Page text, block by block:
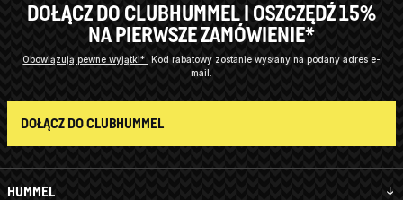
HUMMEL
DOŁĄCZ DO CLUBHUMMEL I OSZCZĘDŹ 15%
NA PIERWSZE ZAMÓWIENIE*
Obowiązują pewne wyjątki* Kod rabatowy zostanie wysłany na podany adres e-
mail.
DOŁĄCZ DO CLUBHUMMEL